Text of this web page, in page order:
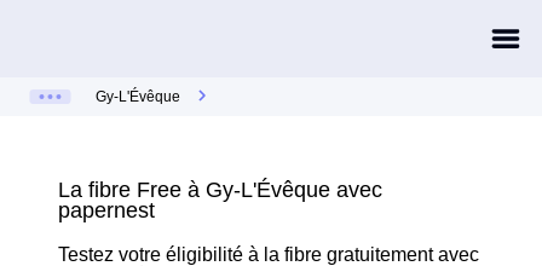
Gy-L'Évêque
La fibre Free à Gy-L'Évêque avec
papernest
Testez votre éligibilité à la fibre gratuitement avec